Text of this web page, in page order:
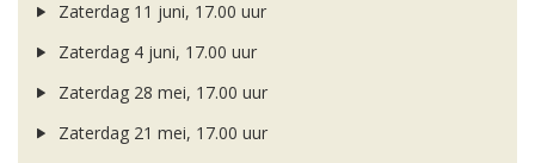
Zaterdag 11 juni, 17.00 uur
Zaterdag 4 juni, 17.00 uur
Zaterdag 28 mei, 17.00 uur
Zaterdag 21 mei, 17.00 uur